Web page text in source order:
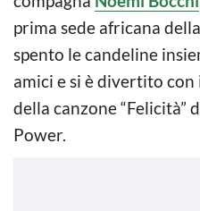
prima sede africana
spento le candeline
amici e si è divertito
della canzone “Felicità”
Power.